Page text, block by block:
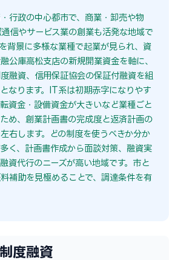
行政の中心都市で、商業・卸売や物
信やサービス業の創業も活発な地域で
背景に多様な業種で起業が見られ、資
公庫高松支店の新規開業資金を軸に、
融資、信用保証協会の保証付融資を組
なります。IT系は初期赤字になりやす
資金・設備資金が大きいなど業種ごと
め、創業計画書の完成度と返済計画の
右します。どの制度を使うべきか分か
く、計画書作成から面談対策、融資実
資代行のニーズが高い地域です。市と
補助を見極めることで、調達条件を有
度融資